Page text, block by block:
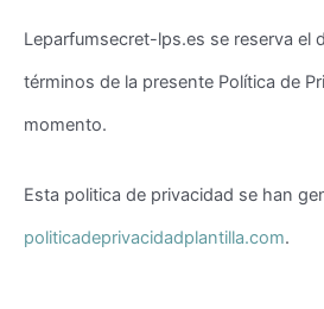
Leparfumsecret-lps.es se reserva el
términos de la presente Política de
momento.
Esta politica de privacidad se han
politicadeprivacidadplantilla.com.